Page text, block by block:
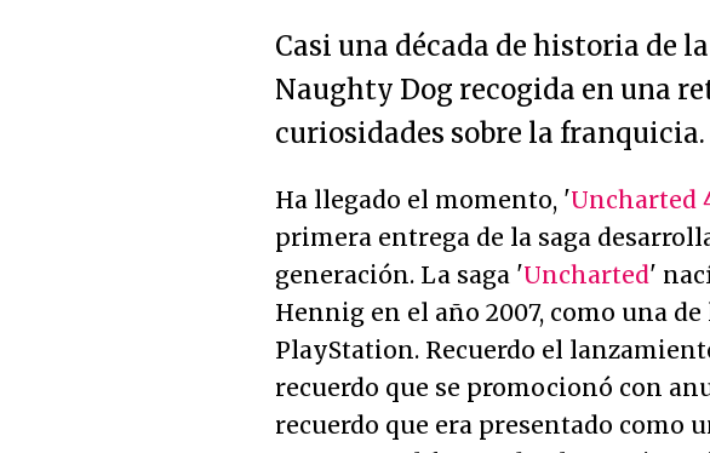
Casi una década de historia de
Naughty Dog recogida en una
curiosidades sobre la franquicia.
Ha llegado el momento, 'Uncharted
primera entrega de la saga
generación. La saga 'Uncharted'
Hennig en el año 2007, como una
PlayStation. Recuerdo el
recuerdo que se promocionó con
recuerdo que era presentado como